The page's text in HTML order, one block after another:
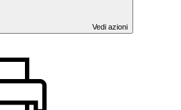
Vedi azioni